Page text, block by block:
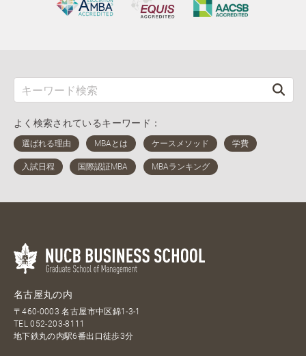
よく検索されているキーワード：
名古屋丸の内
〒460-0003 名古屋市中区錦1-3-1
TEL052-203-8111
地下鉄丸の内駅6番出口徒歩3分